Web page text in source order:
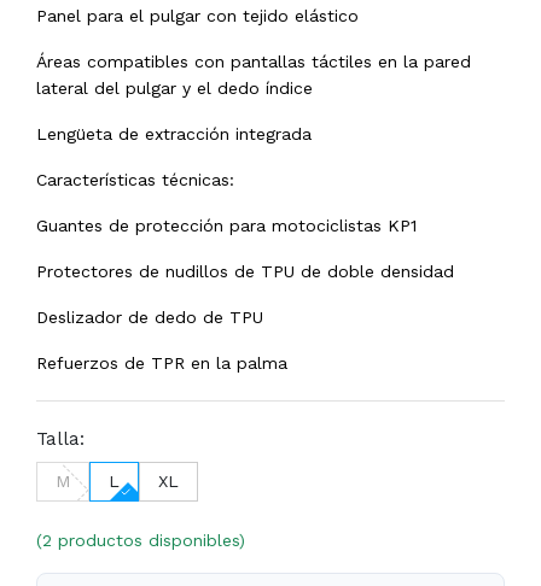
Panel para el pulgar con tejido elástico
Áreas compatibles con pantallas táctiles en la pared
lateral del pulgar y el dedo índice
Lengüeta de extracción integrada
Características técnicas:
Guantes de protección para motociclistas KP1
Protectores de nudillos de TPU de doble densidad
Deslizador de dedo de TPU
Refuerzos de TPR en la palma
Talla:
M L XL
(2 productos disponibles)